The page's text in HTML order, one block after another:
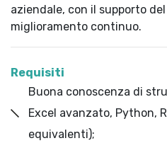
aziendale, con il supporto
miglioramento continuo.
Requisiti
Buona conoscenza di
Excel avanzato, Python,
equivalenti);